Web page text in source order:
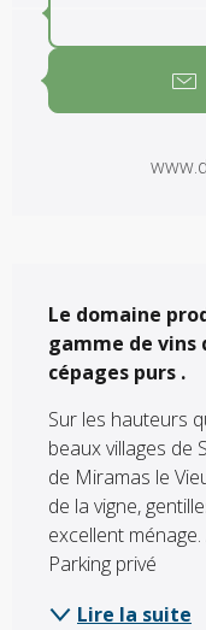
Le domaine
gamme de vins
cépages purs .
Sur les hauteurs
beaux villages de
de Miramas le
de la vigne,
excellent
Parking privé
Lire la suite